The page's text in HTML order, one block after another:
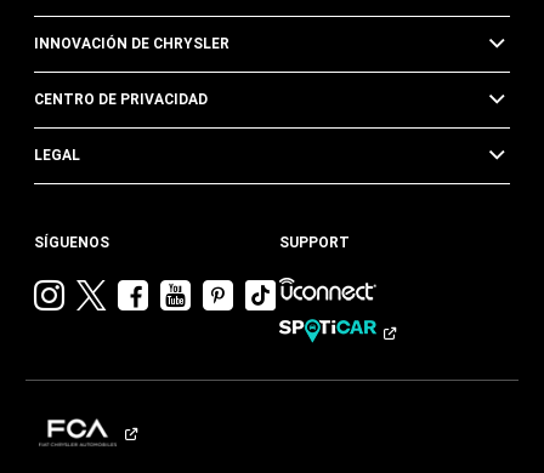
INNOVACIÓN DE CHRYSLER
CENTRO DE PRIVACIDAD
LEGAL
SÍGUENOS
VisitarVisitarVisitar
Chrysler en
Visitar
Chrysler en
Visitar
Chrysler en
Pinterest
Visita
Chrysler
Tik
SUPPORT